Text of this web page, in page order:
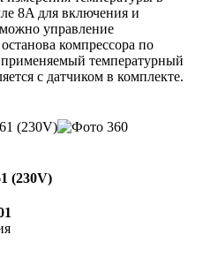
8A для включения и
управление
компрессора по
температурный
с датчиком в комплекте.
(230V)